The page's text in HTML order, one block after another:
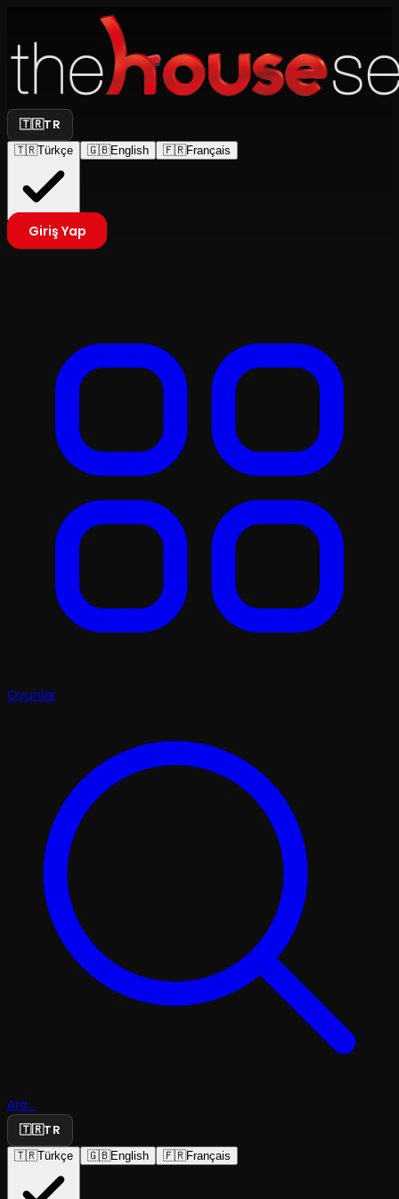
🇹🇷TR
🇹🇷Türkçe 🇬🇧English 🇫🇷Français
Giriş Yap
Oyunlar
Ara...
🇹🇷TR
🇹🇷Türkçe 🇬🇧English 🇫🇷Français